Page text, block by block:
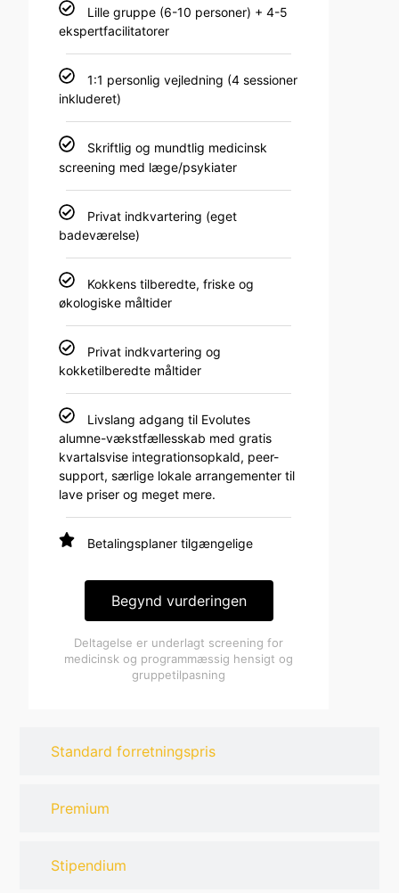
Standard forretningspris
Premium
Stipendium
Lille gruppe (6-10 personer) + 4-5
ekspertfacilitatorer
1:1 personlig vejledning (4 sessioner
inkluderet)
Skriftlig og mundtlig medicinsk
screening med læge/psykiater
Privat indkvartering (eget
badeværelse)
Kokkens tilberedte, friske og
økologiske måltider
Privat indkvartering og
kokketilberedte måltider
Livslang adgang til Evolutes
alumne-vækstfællesskab med gratis
kvartalsvise integrationsopkald, peer-
support, særlige lokale arrangementer til
lave priser og meget mere.
Betalingsplaner tilgængelige
Begynd vurderingen
Deltagelse er underlagt screening for
medicinsk og programmæssig hensigt og
gruppetilpasning